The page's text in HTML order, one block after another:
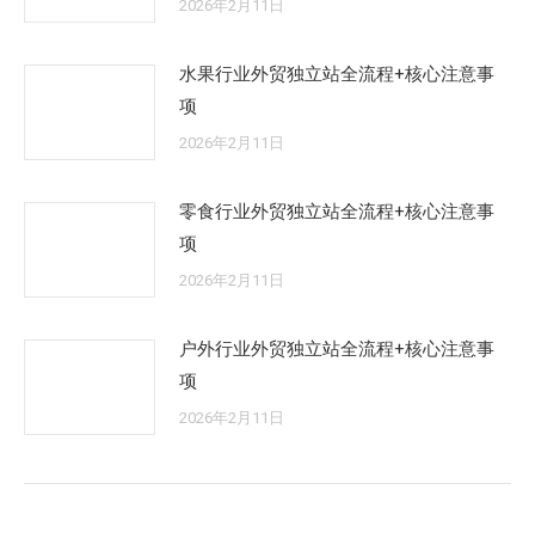
2026年2月11日
水果行业外贸独立站全流程+核心注意事
项
2026年2月11日
零食行业外贸独立站全流程+核心注意事
项
2026年2月11日
户外行业外贸独立站全流程+核心注意事
项
2026年2月11日